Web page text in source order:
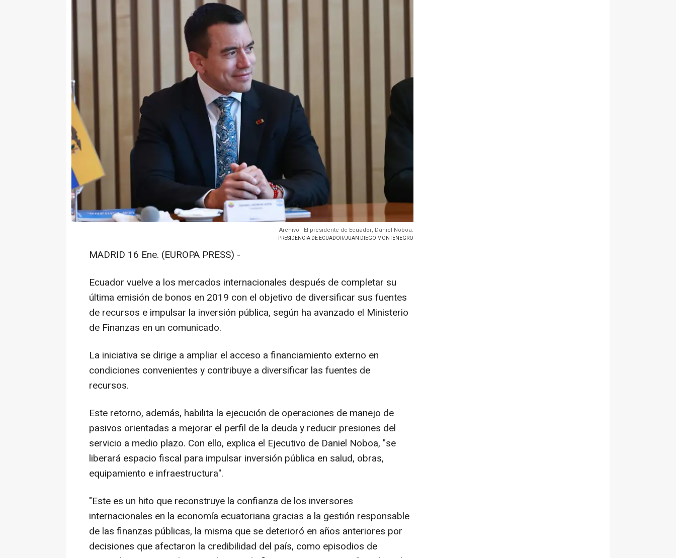
Archivo - El presidente de Ecuador, Daniel Noboa.
- PRESIDENCIA DE ECUADOR/JUAN DIEGO MONTENEGRO
MADRID 16 Ene. (EUROPA PRESS) -
Ecuador vuelve a los mercados internacionales después de completar su
última emisión de bonos en 2019 con el objetivo de diversificar sus fuentes
de recursos e impulsar la inversión pública, según ha avanzado el Ministerio
de Finanzas en un comunicado.
La iniciativa se dirige a ampliar el acceso a financiamiento externo en
condiciones convenientes y contribuye a diversificar las fuentes de
recursos.
Este retorno, además, habilita la ejecución de operaciones de manejo de
pasivos orientadas a mejorar el perfil de la deuda y reducir presiones del
servicio a medio plazo. Con ello, explica el Ejecutivo de Daniel Noboa, "se
liberará espacio fiscal para impulsar inversión pública en salud, obras,
equipamiento e infraestructura".
"Este es un hito que reconstruye la confianza de los inversores
internacionales en la economía ecuatoriana gracias a la gestión responsable
de las finanzas públicas, la misma que se deterioró en años anteriores por
decisiones que afectaron la credibilidad del país, como episodios de